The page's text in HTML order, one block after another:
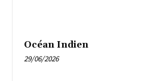
Océan Indien
29/06/2026